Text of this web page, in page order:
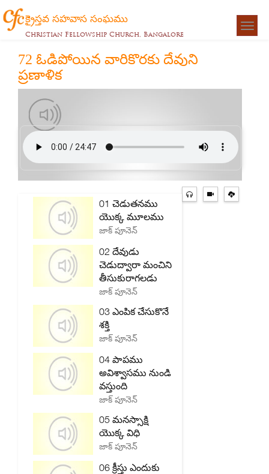
క్రైస్తవ సహవాస సంఘము
Christian Fellowship Church, Bangalore
72 ఓడిపోయిన వారికొరకు దేవుని
ప్రణాళిక
01 చెడుతనము
యొక్క మూలము
జాక్ పూనెన్
02 దేవుడు
చెడుద్వారా మంచిని
తీసుకురాగలడు
జాక్ పూనెన్
03 ఎంపిక చేసుకొనే
శక్తి
జాక్ పూనెన్
04 పాపము
అవిశ్వాసము నుండి
వస్తుంది
జాక్ పూనెన్
05 మనస్సాక్షి
యొక్క విధి
జాక్ పూనెన్
06 క్రీస్తు ఎందుకు